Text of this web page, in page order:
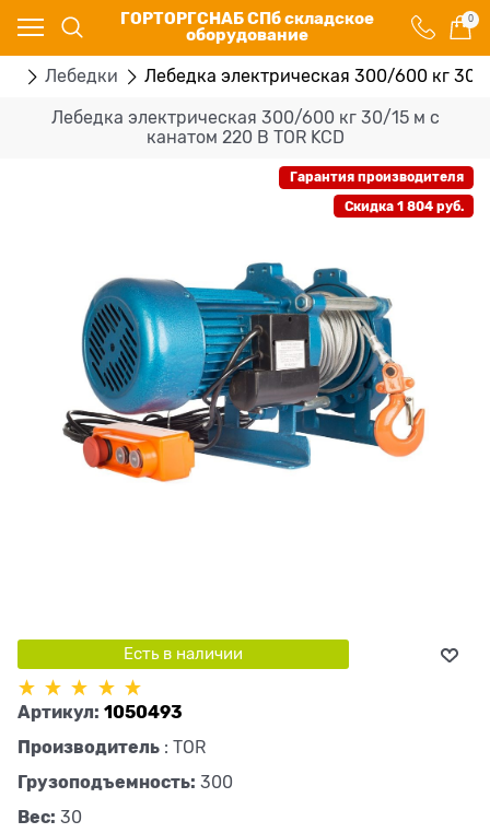
ГОРТОРГСНАБ СПб складское
оборудование
0
Лебедки Лебедка электрическая 300/600 кг 30/
Лебедка электрическая 300/600 кг 30/15 м с
канатом 220 В TOR KCD
Гарантия производителя
Скидка 1 804 руб.
Есть в наличии
Артикул: 1050493
Производитель : TOR
Грузоподъемность: 300
Вес: 30